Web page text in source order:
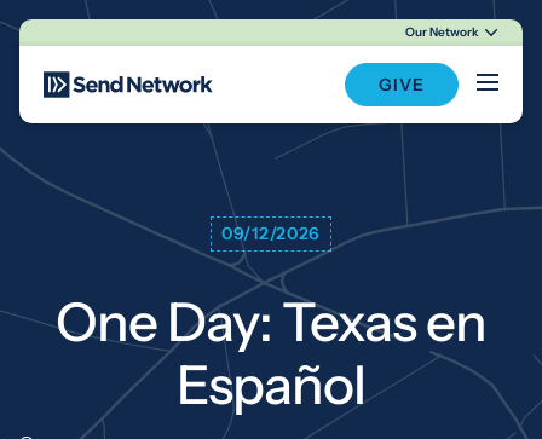
Main Navigation
Our Network
GIVE
09/12/2026
One Day: Texas en
Español